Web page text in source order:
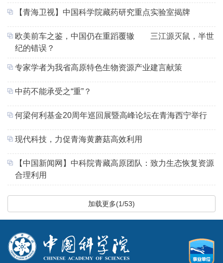
【青海卫视】中国科学院藏药研究重点实验室揭牌
欧美前车之鉴，中国仍在重蹈覆辙 三江源灭鼠，半世
纪的错误？
专家学者为我省高原特色生物资源产业建言献策
中药不能承受之“重”？
何梁何利基金20周年巡回展暨高峰论坛在青海西宁举行
现代科技，力促青海黄蘑菇高效利用
【中国新闻网】中科院青藏高原团队：致力生态恢复资源
合理利用
加载更多(1/53)